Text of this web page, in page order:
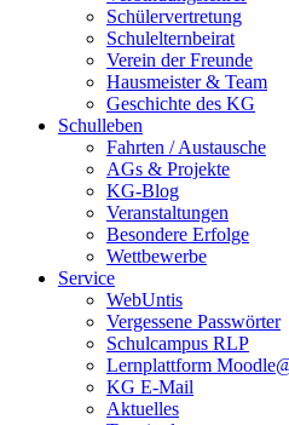
Schülervertretung
Schulelternbeirat
Verein der Freunde
Hausmeister & Team
Geschichte des KG
Schulleben
Fahrten / Austausche
AGs & Projekte
KG-Blog
Veranstaltungen
Besondere Erfolge
Wettbewerbe
Service
WebUntis
Vergessene Passwörter
Schulcampus RLP
Lernplattform
KG E-Mail
Aktuelles